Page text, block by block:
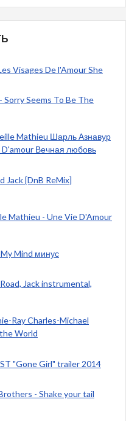
Visages De l'Amour She
Sorry Seems To Be The
Mathieu Шарль Азнавур
Вечная любовь
Jack [DnB ReMix]
Mathieu - Une Vie D'Amour
Mind минус
Jack instrumental,
Ray Charles-Michael
World
"Gone Girl" trailer 2014
- Shake your tail